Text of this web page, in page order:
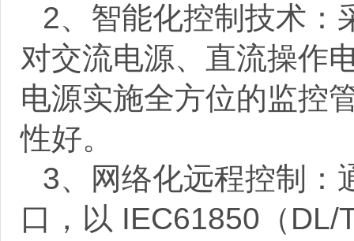
2、智能化控制技术：
对交流电源、直流操作
电源实施全方位的监控
性好。
3、网络化远程控制：
口，以 IEC61850 （ DL/